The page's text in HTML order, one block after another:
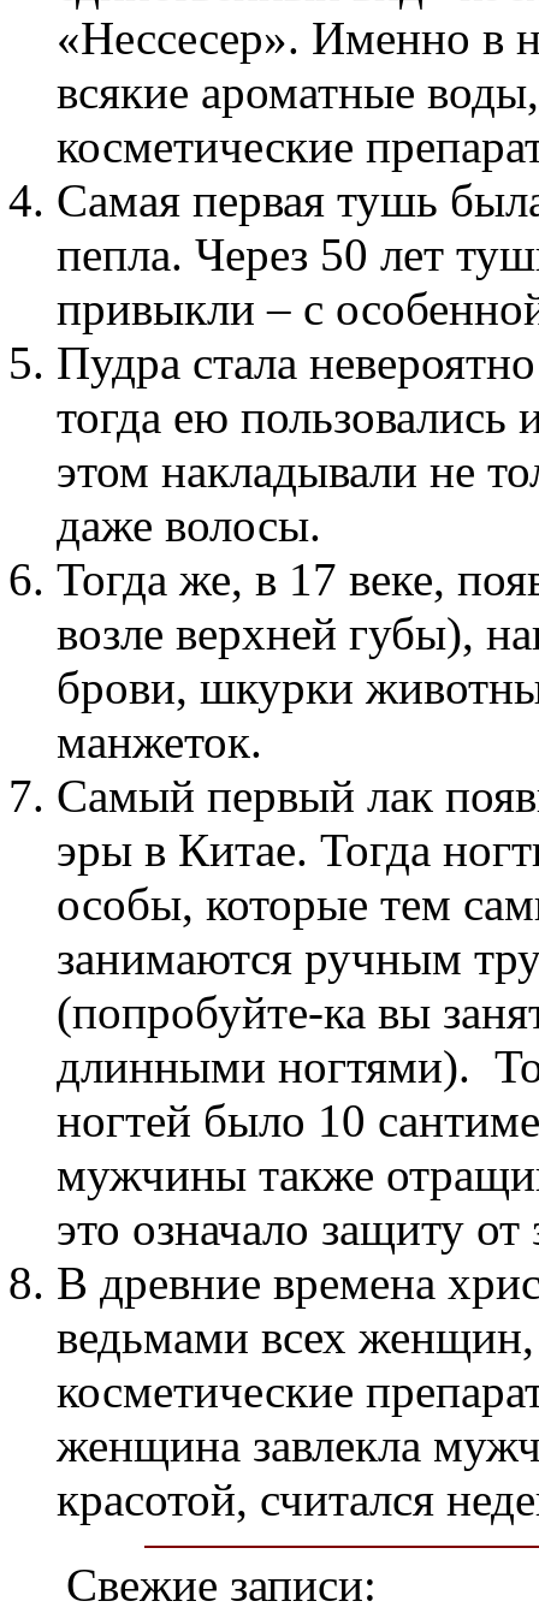
«Нессесер». Именно в
всякие ароматные
косметические
Самая первая тушь
пепла. Через 50 лет
привыкли – с
Пудра стала
тогда ею
этом накладывали не
даже волосы.
Тогда же, в 17 веке,
возле верхней губы),
брови, шкурки
манжеток.
Самый первый лак
эры в Китае. Тогда
особы, которые тем
занимаются ручным
(попробуйте-ка вы
длинными ногтями).
ногтей было 10
мужчины также
это означало защиту
В древние времена
ведьмами всех женщин,
косметические
женщина завлекла
красотой, считался
Свежие записи: